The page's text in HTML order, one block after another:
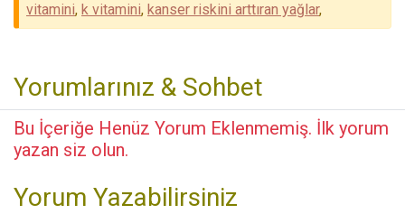
vitamini, k vitamini, kanser riskini arttıran yağlar,
Yorumlarınız & Sohbet
Bu İçeriğe Henüz Yorum Eklenmemiş. İlk yorum
yazan siz olun.
Yorum Yazabilirsiniz